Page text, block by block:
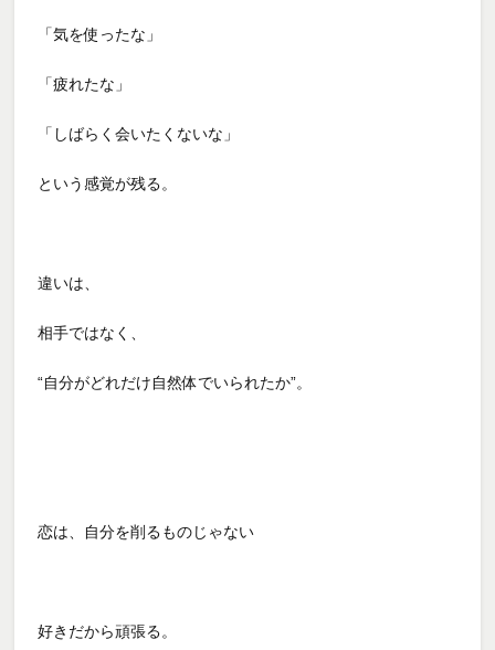
「気を使ったな」
「疲れたな」
「しばらく会いたくないな」
という感覚が残る。
違いは、
相手ではなく、
“自分がどれだけ自然体でいられたか”。
恋は、自分を削るものじゃない
好きだから頑張る。